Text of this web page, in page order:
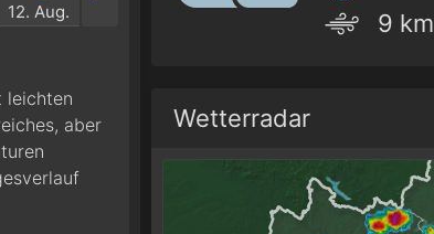
12. Aug. 14. Aug. 15. Aug. 16.
leichten
aber
9
Wetterradar